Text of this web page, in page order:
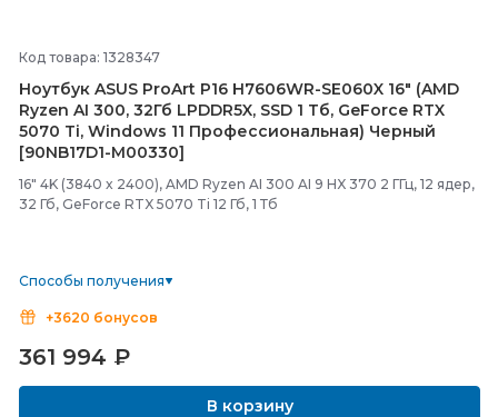
Код товара: 1328347
Ноутбук ASUS ProArt P16 H7606WR-SE060X 16" (AMD
Ryzen AI 300, 32Гб LPDDR5X, SSD 1 Тб, GeForce RTX
5070 Ti, Windows 11 Профессиональная) Черный
[90NB17D1-M00330]
16" 4K (3840 x 2400), AMD Ryzen AI 300 AI 9 HX 370 2 ГГц, 12 ядер,
32 Гб, GeForce RTX 5070 Ti 12 Гб, 1 Тб
Способы получения
+3620 бонусов
361 994 ₽
В корзину